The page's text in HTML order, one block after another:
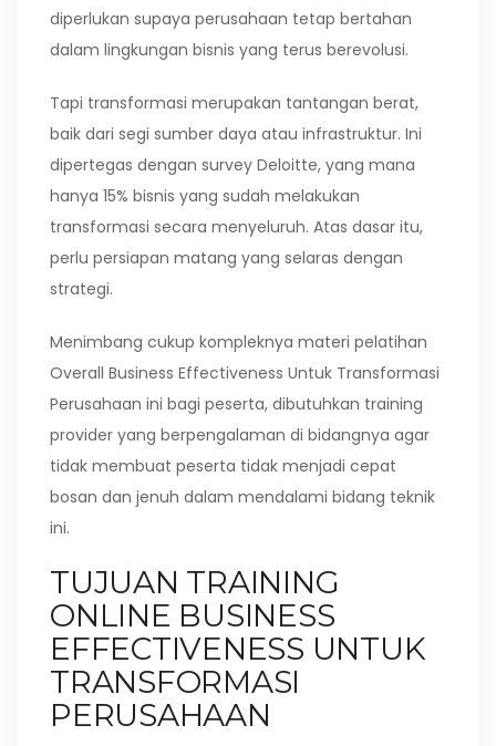
diperlukan supaya perusahaan tetap bertahan
dalam lingkungan bisnis yang terus berevolusi.
Tapi transformasi merupakan tantangan berat,
baik dari segi sumber daya atau infrastruktur. Ini
dipertegas dengan survey Deloitte, yang mana
hanya 15% bisnis yang sudah melakukan
transformasi secara menyeluruh. Atas dasar itu,
perlu persiapan matang yang selaras dengan
strategi.
Menimbang cukup kompleknya materi pelatihan
Overall Business Effectiveness Untuk Transformasi
Perusahaan ini bagi peserta, dibutuhkan training
provider yang berpengalaman di bidangnya agar
tidak membuat peserta tidak menjadi cepat
bosan dan jenuh dalam mendalami bidang teknik
ini.
TUJUAN TRAINING
ONLINE BUSINESS
EFFECTIVENESS UNTUK
TRANSFORMASI
PERUSAHAAN